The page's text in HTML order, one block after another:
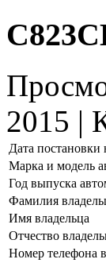
2015 |
Дата постановки
Марка и модель
Год выпуска
Фамилия
Имя владельца
Отчество
Номер телефона